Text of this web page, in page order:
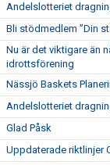
Andelslotteriet
Bli stödmedlem ”Din
Nu är det viktigare än
idrottsförening
Nässjö Baskets
Andelslotteriet
Glad Påsk
Uppdaterade riktlinjer